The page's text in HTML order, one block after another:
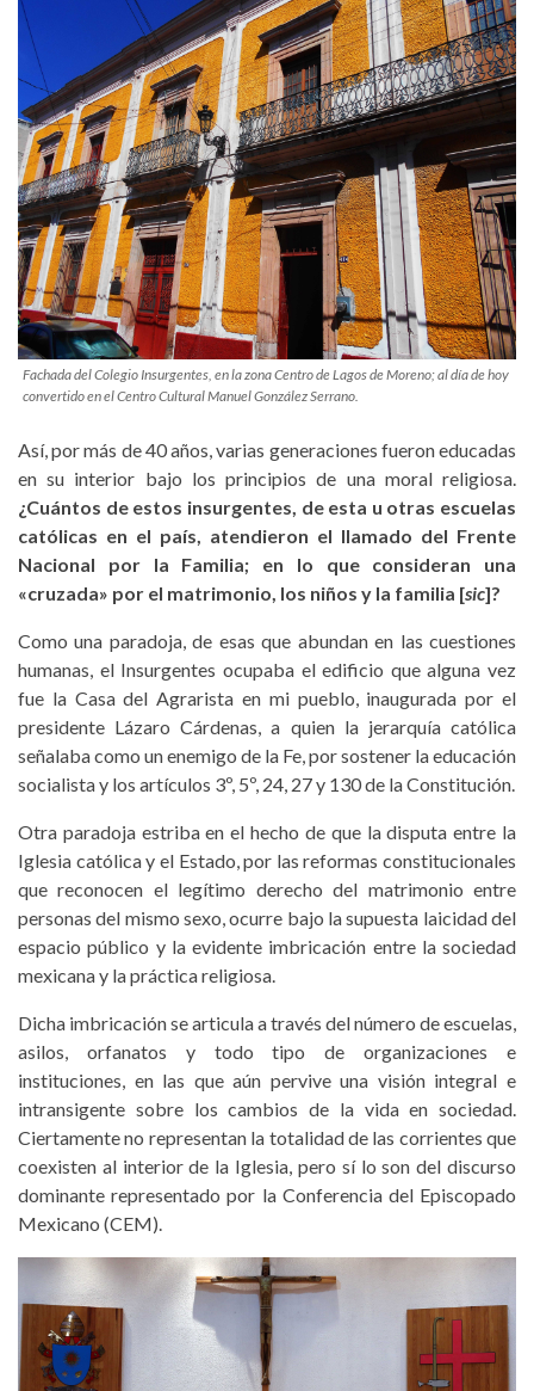
Fachada del Colegio Insurgentes, en la zona Centro de Lagos de Moreno; al día de hoy
convertido en el Centro Cultural Manuel González Serrano.
Así, por más de 40 años, varias generaciones fueron educadas
en su interior bajo los principios de una moral religiosa.
¿Cuántos de estos insurgentes, de esta u otras escuelas
católicas en el país, atendieron el llamado del Frente
Nacional por la Familia; en lo que consideran una
«cruzada» por el matrimonio, los niños y la familia [sic]?
Como una paradoja, de esas que abundan en las cuestiones
humanas, el Insurgentes ocupaba el edificio que alguna vez
fue la Casa del Agrarista en mi pueblo, inaugurada por el
presidente Lázaro Cárdenas, a quien la jerarquía católica
señalaba como un enemigo de la Fe, por sostener la educación
socialista y los artículos 3º, 5º, 24, 27 y 130 de la Constitución.
Otra paradoja estriba en el hecho de que la disputa entre la
Iglesia católica y el Estado, por las reformas constitucionales
que reconocen el legítimo derecho del matrimonio entre
personas del mismo sexo, ocurre bajo la supuesta laicidad del
espacio público y la evidente imbricación entre la sociedad
mexicana y la práctica religiosa.
Dicha imbricación se articula a través del número de escuelas,
asilos, orfanatos y todo tipo de organizaciones e
instituciones, en las que aún pervive una visión integral e
intransigente sobre los cambios de la vida en sociedad.
Ciertamente no representan la totalidad de las corrientes que
coexisten al interior de la Iglesia, pero sí lo son del discurso
dominante representado por la Conferencia del Episcopado
Mexicano (CEM).